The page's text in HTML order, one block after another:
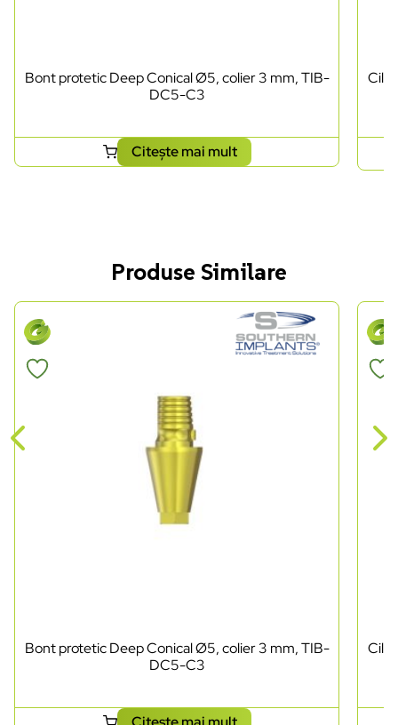
Bont protetic Deep Conical Ø5, colier 3 mm, TIB-
DC5-C3
Citește mai mult
Produse Similare
Bont protetic Deep Conical Ø5, colier 3 mm, TIB-
DC5-C3